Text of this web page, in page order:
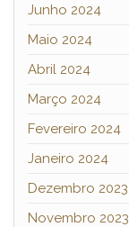
Junho 2024
Maio 2024
Abril 2024
Março 2024
Fevereiro 2024
Janeiro 2024
Dezembro 2023
Novembro 2023